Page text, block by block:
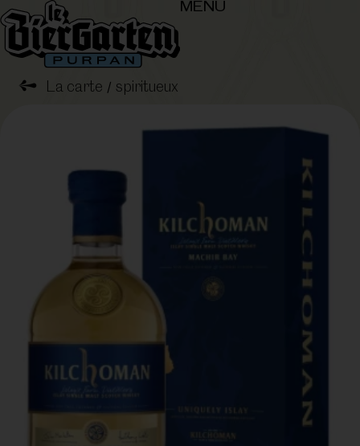
MENU
➺ La carte / spiritueux